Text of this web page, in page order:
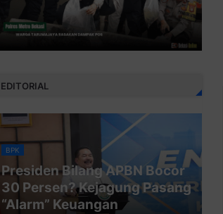
EDITORIAL
BPK
Presiden Bilang APBN Bocor
30 Persen? Kejagung Pasang
“Alarm” Keuangan